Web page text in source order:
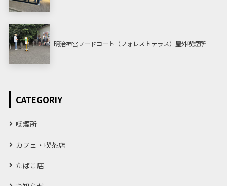
明治神宮フードコート（フォレストテラス）屋外喫煙所
CATEGORIY
喫煙所
カフェ・喫茶店
たばこ店